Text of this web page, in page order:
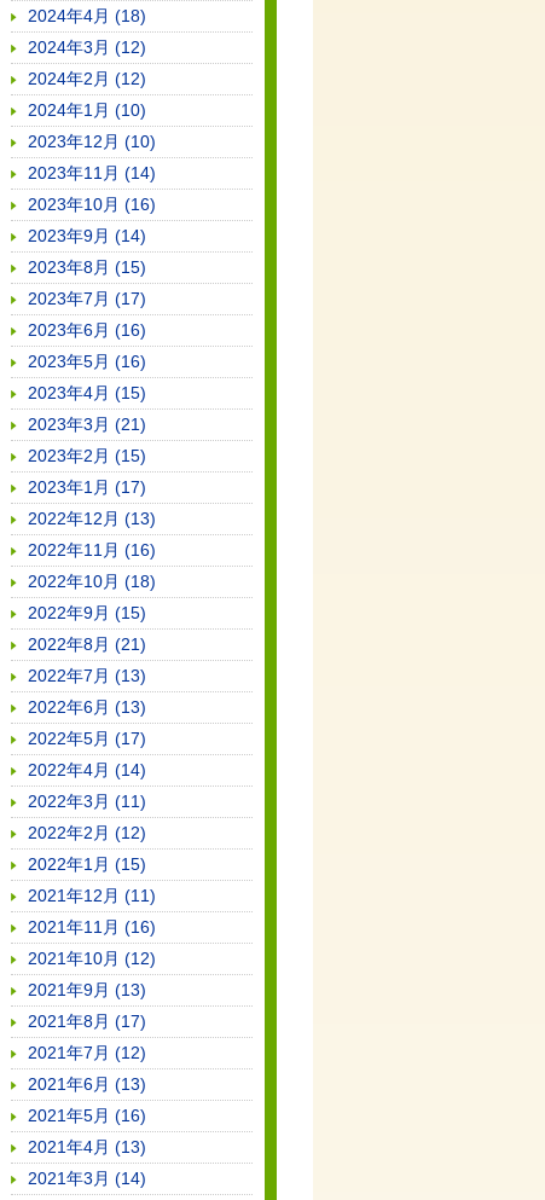
2024年4月 (18)
2024年3月 (12)
2024年2月 (12)
2024年1月 (10)
2023年12月 (10)
2023年11月 (14)
2023年10月 (16)
2023年9月 (14)
2023年8月 (15)
2023年7月 (17)
2023年6月 (16)
2023年5月 (16)
2023年4月 (15)
2023年3月 (21)
2023年2月 (15)
2023年1月 (17)
2022年12月 (13)
2022年11月 (16)
2022年10月 (18)
2022年9月 (15)
2022年8月 (21)
2022年7月 (13)
2022年6月 (13)
2022年5月 (17)
2022年4月 (14)
2022年3月 (11)
2022年2月 (12)
2022年1月 (15)
2021年12月 (11)
2021年11月 (16)
2021年10月 (12)
2021年9月 (13)
2021年8月 (17)
2021年7月 (12)
2021年6月 (13)
2021年5月 (16)
2021年4月 (13)
2021年3月 (14)